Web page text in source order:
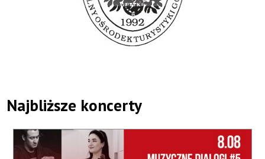
Najbliższe koncerty